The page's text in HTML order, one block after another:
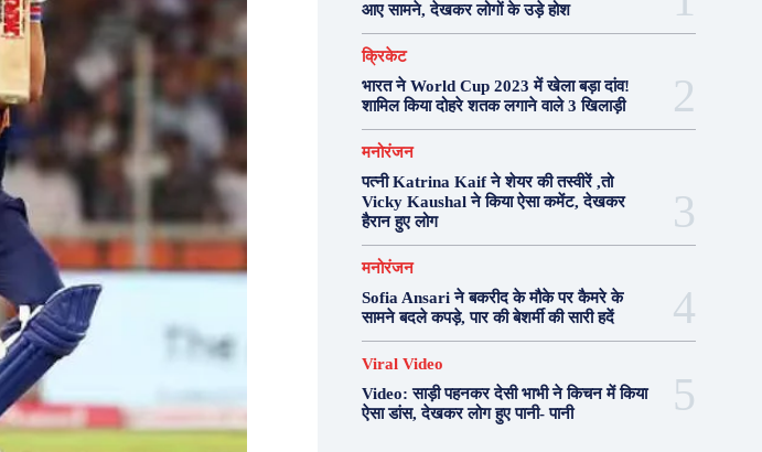
आए सामने, देखकर लोगों के उड़े होश
क्रिकेट
भारत ने World Cup 2023 में खेला बड़ा दांव!
शामिल किया दोहरे शतक लगाने वाले 3 खिलाड़ी
मनोरंजन
पत्नी Katrina Kaif ने शेयर की तस्वीरें ,तो
Vicky Kaushal ने किया ऐसा कमेंट, देखकर
हैरान हुए लोग
मनोरंजन
Sofia Ansari ने बकरीद के मौके पर कैमरे के
सामने बदले कपड़े, पार की बेशर्मी की सारी हदें
Viral Video
Video: साड़ी पहनकर देसी भाभी ने किचन में किया
ऐसा डांस, देखकर लोग हुए पानी- पानी